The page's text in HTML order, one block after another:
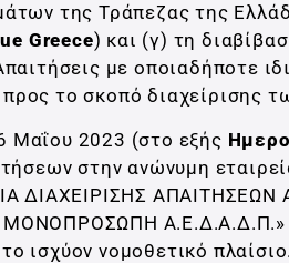
της Τράπεζας της
Greece) και (γ) τη
με οποιαδήποτε
το σκοπό διαχείρισης
Μαΐου 2023 (στο εξής
στην ανώνυμη
ΑΠΑΙΤΗΣΕΩΝ
ΜΟΝΟΠΡΟΣΩΠΗ
νομοθετικό